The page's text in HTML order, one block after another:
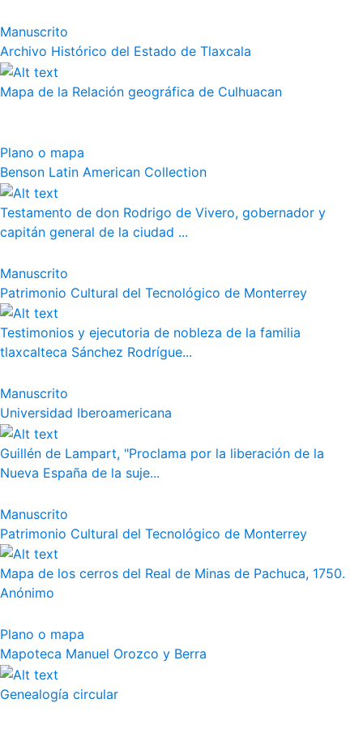
Manuscrito
Archivo Histórico del Estado de Tlaxcala
Mapa de la Relación geográfica de Culhuacan
Plano o mapa
Benson Latin American Collection
Testamento de don Rodrigo de Vivero, gobernador y
capitán general de la ciudad ...
Manuscrito
Patrimonio Cultural del Tecnológico de Monterrey
Testimonios y ejecutoria de nobleza de la familia
tlaxcalteca Sánchez Rodrígue...
Manuscrito
Universidad Iberoamericana
Guillén de Lampart, "Proclama por la liberación de la
Nueva España de la suje...
Manuscrito
Patrimonio Cultural del Tecnológico de Monterrey
Mapa de los cerros del Real de Minas de Pachuca, 1750.
Anónimo
Plano o mapa
Mapoteca Manuel Orozco y Berra
Genealogía circular